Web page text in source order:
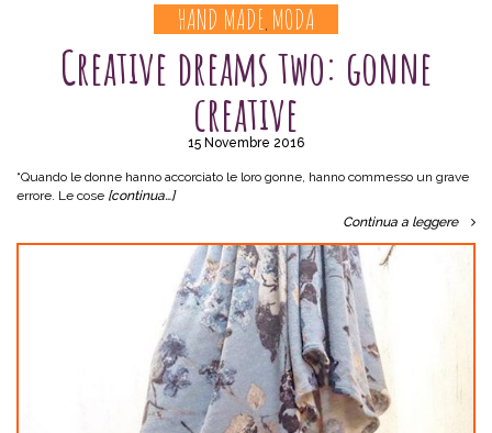
HAND MADE, MODA
Creative dreams two: gonne
creative
15 Novembre 2016
“Quando le donne hanno accorciato le loro gonne, hanno commesso un grave
errore. Le cose [continua…]
Continua a leggere